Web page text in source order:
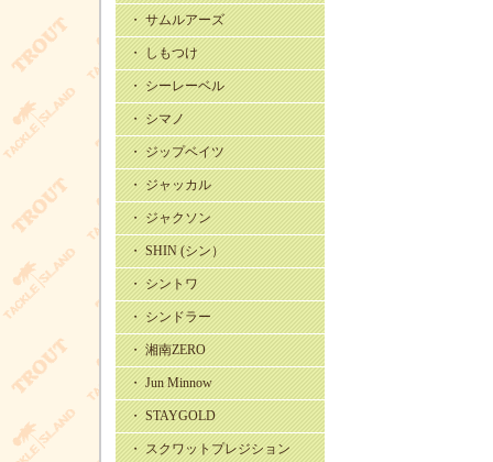
・ サムルアーズ
・ しもつけ
・ シーレーベル
・ シマノ
・ ジップベイツ
・ ジャッカル
・ ジャクソン
・ SHIN (シン）
・ シントワ
・ シンドラー
・ 湘南ZERO
・ Jun Minnow
・ STAYGOLD
・ スクワットプレジション